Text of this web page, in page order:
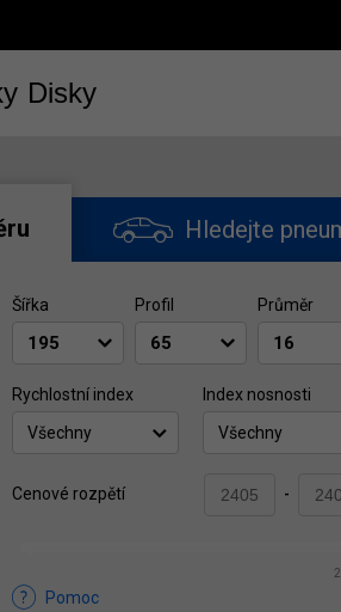
Disky
Hledejte
Šířka Profil Průměr
Rychlostní index
Všechny
Index nosnosti
Všechny
Cenové rozpětí -
Pomoc